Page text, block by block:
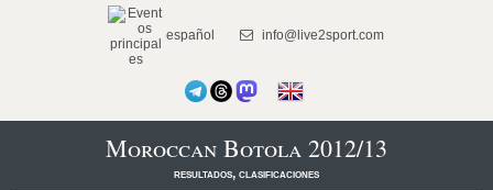
español info@live2sport.com
Moroccan Botola 2012/13
resultados, clasificaciones